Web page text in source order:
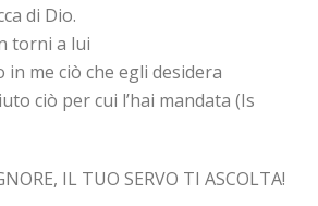
di Dio.
torni a lui
me ciò che egli desidera
ciò per cui l’hai mandata (Is
IL TUO SERVO TI ASCOLTA!